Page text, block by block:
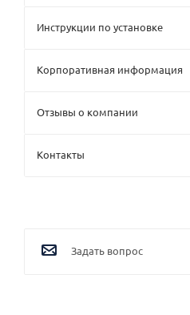
Инструкции по установке
Корпоративная информация
Отзывы о компании
Контакты
Задать вопрос